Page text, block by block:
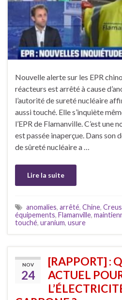
Nouvelle alerte sur les EPR
réacteurs est arrêté à cause
l’autorité de sureté nucléaire
aussi touché. Elle s’inquiète
l’EPR de Flamanville. C’est une
est passée inaperçue. Dans son
de sûreté nucléaire a …
Lire la suite
anomalies, arrêté, Chine,
équipements, Flamanville,
touché, uranium, usure
NOV
24
[RAPPORT] :
ACTUEL